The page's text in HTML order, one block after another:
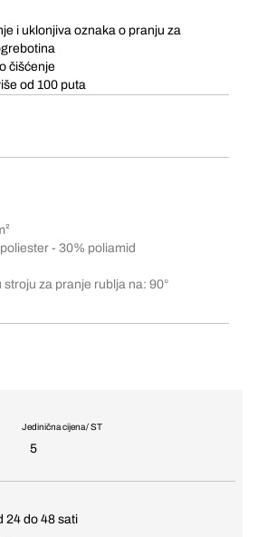
i uklonjiva oznaka o pranju za
čišćenje
od 100 puta
- 30% poliamid
stroju za pranje rublja na: 90°
Jedinična cijena / ST
5
24 do 48 sati